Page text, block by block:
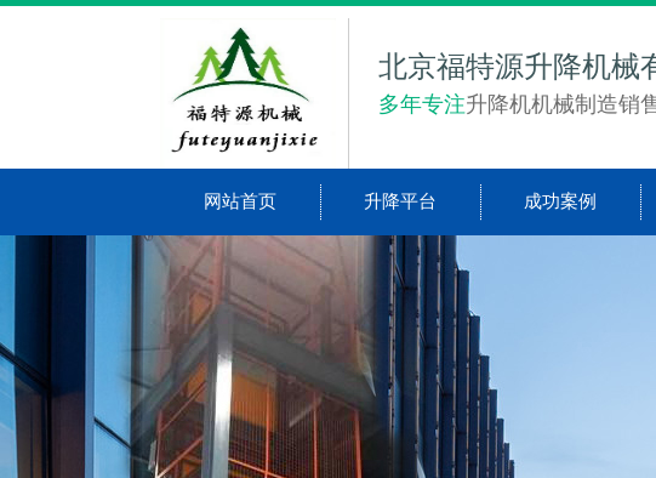
北京福特源升降机械
多年专注升降机机械制造销
网站首页 升降平台 成功案例